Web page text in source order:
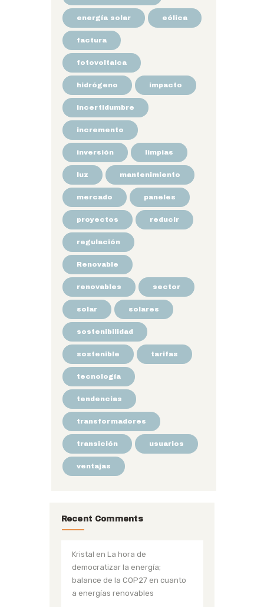
energía solar eólica
factura
fotovoltaica
hidrógeno impacto
incertidumbre
incremento
inversión limpias
luz mantenimiento
mercado paneles
proyectos reducir
regulación
Renovable
renovables sector
solar solares
sostenibilidad
sostenible tarifas
tecnología
tendencias
transformadores
transición usuarios
ventajas
Recent Comments
Kristal enLa hora de
democratizar la energía;
balance de la COP27 en cuanto
a energías renovables